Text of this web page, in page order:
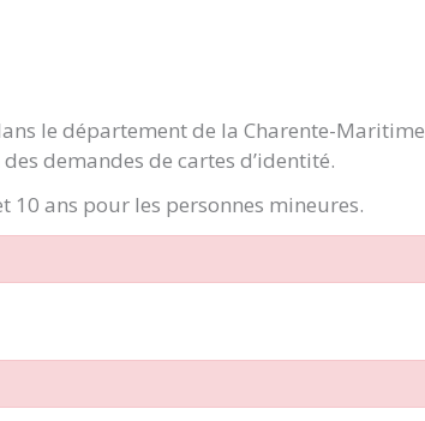
le département de la Charente-Maritime
demandes de cartes d’identité.
10 ans pour les personnes mineures.